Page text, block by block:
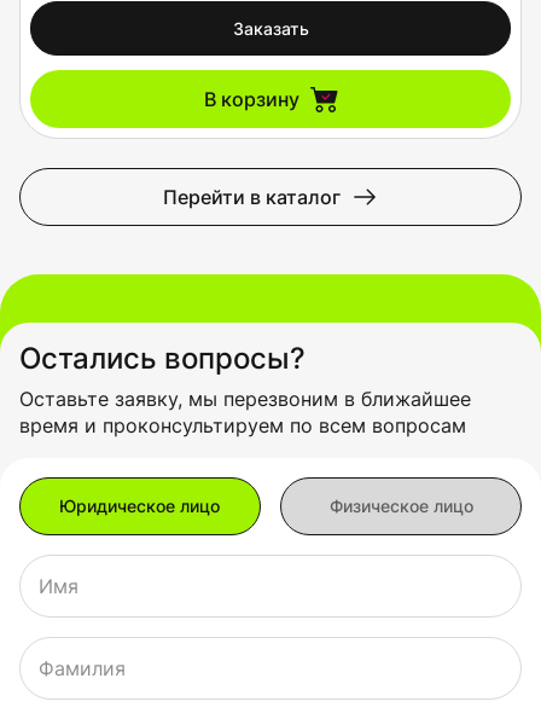
Заказать
В корзину
Перейти в каталог
Остались вопросы?
Оставьте заявку, мы перезвоним в ближайшее
время и проконсультируем по всем вопросам
Имя
Фамилия